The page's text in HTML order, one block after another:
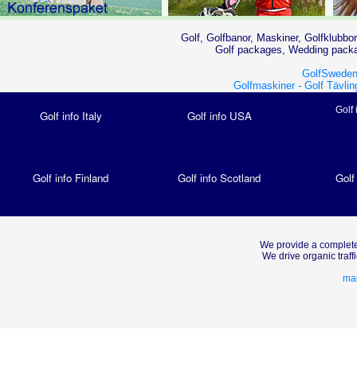
Golf, Golfbanor, Maskiner,
Golf packages, Wedding
Golfmaskiner - Golf
Golf info Italy Golf info USA Golf
Golf info Finland Golf info Scotland
We provide a
We drive organic